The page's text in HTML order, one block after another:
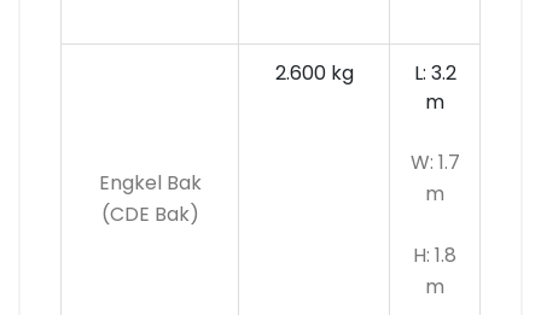
Engkel Bak
(CDE Bak)
2.600 kg
L: 3.2
m
W: 1.7
m
H: 1.8
m